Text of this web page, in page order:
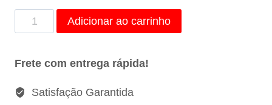
Chave
de
Articulada
17mm
Adicionar ao carrinho
Frete com entrega rápida!
Satisfação Garantida